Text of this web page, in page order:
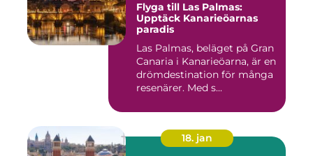
Flyga till Las Palmas:
Upptäck Kanarieöarnas
paradis
Las Palmas, beläget på Gran
Canaria i Kanarieöarna, är en
drömdestination för många
resenärer. Med s...
18. jan